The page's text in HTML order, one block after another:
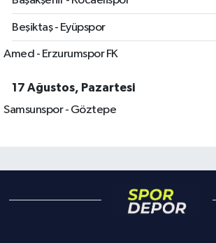
Beşiktaş - Eyüpspor
Amed - Erzurumspor FK
17 Ağustos, Pazartesi
Samsunspor - Göztepe